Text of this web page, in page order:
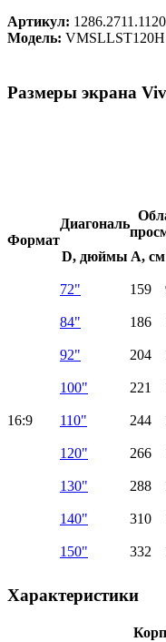
Артикул: 1286.2711.1120
Модель: VMSLLST120H
Размеры экрана
Формат
Диагональ
D, дюймы A, см
16:9
72" 159
84" 186
92" 204
100" 221
110" 244
120" 266
130" 288
140" 310
150" 332
Характеристики